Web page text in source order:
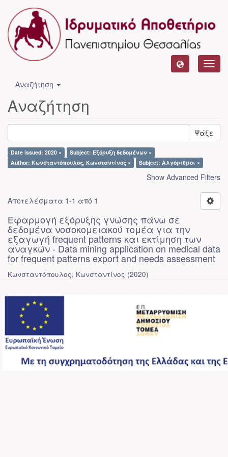
Αναζήτηση
Αναζήτηση
Ψάξε
Date issued: 2020 ×
Subject: Εξόρυξη δεδομένων ×
Author: Κωνσταντόπουλος, Κωνσταντίνος ×
Subject: Αλγόριθμοι ×
Show Advanced Filters
Αποτελέσματα 1-1 από 1
Εφαρμογή εξόρυξης γνώσης πάνω σε
δεδομένα νοσοκομειακού τομέα για την
εξαγωγή frequent patterns και εκτίμηση των
αναγκών - Data mining application on medical data
for frequent patterns export and needs assessment
Κωνσταντόπουλος, Κωνσταντίνος (2020)